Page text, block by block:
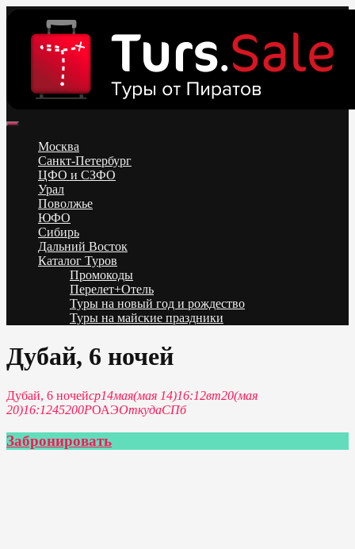
content
Низкие цены на путевки 3-7-10 ночей все включено, отдых на
море. Распродажа экскурсионных и горнолыжных туров.
Обновление каждый день. Официальный сайт Тур Сейл
Москва
Санкт-Петербург
ЦФО и СЗФО
Урал
Поволжье
ЮФО
Сибирь
Дальний Восток
Каталог Туров
Промокоды
Перелет+Отель
Туры на новый год и рождество
Туры на майские праздники
Telegram
Дубай, 6 ночей
Дубай, 6 ночейср14мая(мая 14)16:12вт20(мая
20)16:1245200PОАЭОткудаСПб
Забронировать